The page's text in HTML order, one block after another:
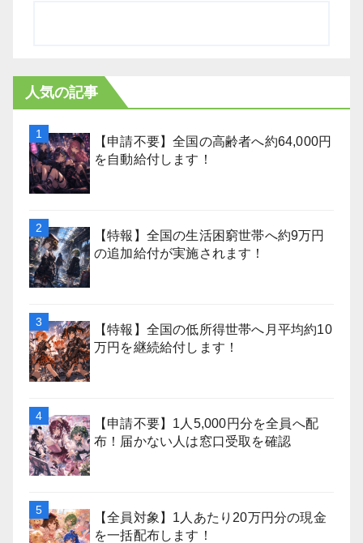
人気の記事
【申請不要】全国の高齢者へ約64,000円
を自動給付します！
【特報】全国の生活困窮世帯へ約9万円
の追加給付が実施されます！
【特報】全国の低所得世帯へ月平均約10
万円を継続給付します！
【申請不要】1人5,000円分を全員へ配
布！届かない人は窓口受取を確認
【全員対象】1人あたり20万円分の現金
を一括配布します！